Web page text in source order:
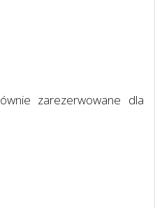
zarezerwowane dla